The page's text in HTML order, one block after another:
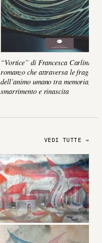
“Vortice” di Francesca Carlini, un
romanzo che attraversa le fragilità
dell’animo umano tra memoria,
smarrimento e rinascita
VEDI TUTTE →